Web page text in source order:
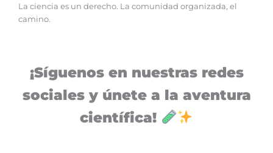
La ciencia es un derecho. La comunidad organizada, el
camino.
¡Síguenos en nuestras redes
sociales y únete a la aventura
científica!